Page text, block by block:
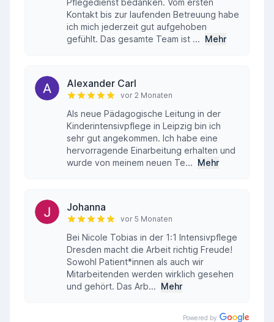
Pflegedienst bedanken. Vom ersten
Kontakt bis zur laufenden Betreuung habe
ich mich jederzeit gut aufgehoben
gefühlt. Das gesamte Team ist ... Mehr
Alexander Carl
vor 2 Monaten
Als neue Pädagogische Leitung in der
Kinderintensivpflege in Leipzig bin ich
sehr gut angekommen. Ich habe eine
hervorragende Einarbeitung erhalten und
wurde von meinem neuen Te... Mehr
Johanna
vor 5 Monaten
Bei Nicole Tobias in der 1:1 Intensivpflege
Dresden macht die Arbeit richtig Freude!
Sowohl Patient*innen als auch wir
Mitarbeitenden werden wirklich gesehen
und gehört. Das Arb... Mehr
Powered by